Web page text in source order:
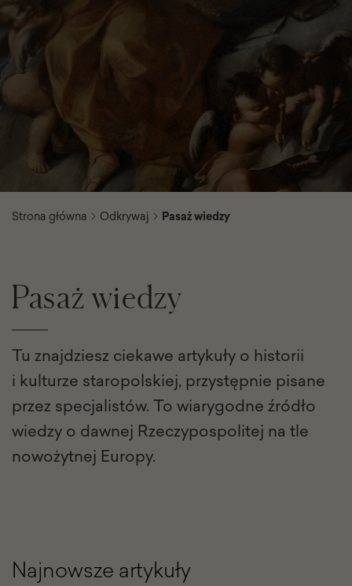
Strona główna Odkrywaj Pasaż wiedzy
Pasaż wiedzy
Tu znajdziesz ciekawe artykuły o historii
i kulturze staropolskiej, przystępnie pisane
przez specjalistów. To wiarygodne źródło
wiedzy o dawnej Rzeczypospolitej na tle
nowożytnej Europy.
Najnowsze artykuły